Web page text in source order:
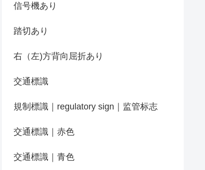
信号機あり
踏切あり
右（左)方背向屈折あり
交通標識
規制標識｜regulatory sign｜监管标志
交通標識｜赤色
交通標識｜青色